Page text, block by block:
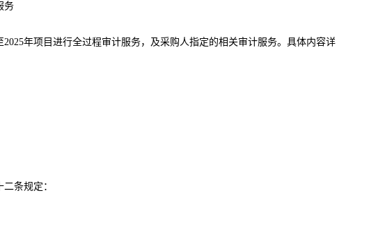
务
年项目进行全过程审计服务，及采购人指定的相关审计服务。具体内容详
条规定：